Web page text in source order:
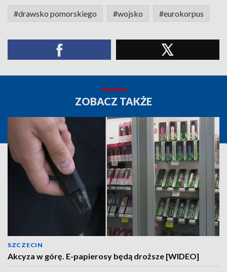
#drawsko pomorskiego #wojsko #eurokorpus
ZOBACZ TAKŻE
SZCZECIN
Akcyza w górę. E-papierosy będą droższe [WIDEO]